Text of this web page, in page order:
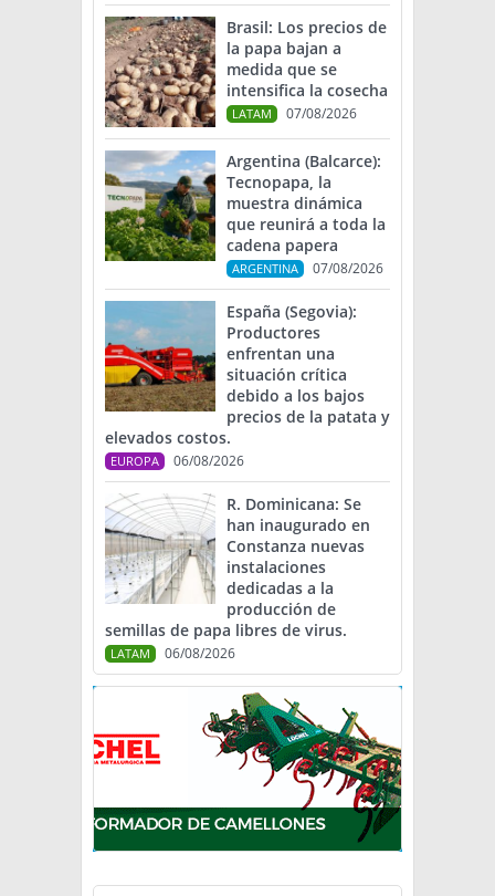
Brasil: Los precios de
la papa bajan a
medida que se
intensifica la cosecha
LATAM 07/08/2026
Argentina (Balcarce):
Tecnopapa, la
muestra dinámica
que reunirá a toda la
cadena papera
ARGENTINA 07/08/2026
España (Segovia):
Productores
enfrentan una
situación crítica
debido a los bajos
precios de la patata y
elevados costos.
EUROPA 06/08/2026
R. Dominicana: Se
han inaugurado en
Constanza nuevas
instalaciones
dedicadas a la
producción de
semillas de papa libres de virus.
LATAM 06/08/2026